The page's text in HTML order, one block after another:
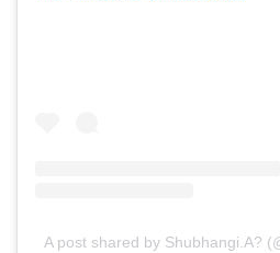
A post shared by Shubhangi.A?